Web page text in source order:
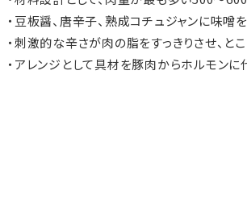
・豆板醤、唐辛子、熟成コチュジャンに味
・刺激的な辛さが肉の脂をすっきりさせ、と
・アレンジとして具材を豚肉からホルモンに